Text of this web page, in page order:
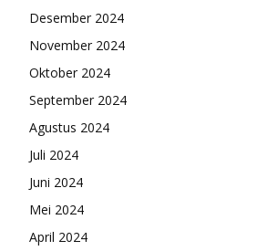
Desember 2024
November 2024
Oktober 2024
September 2024
Agustus 2024
Juli 2024
Juni 2024
Mei 2024
April 2024